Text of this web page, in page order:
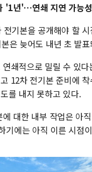
'1년'…연쇄 지연 가능
기본을 공개해야 할
은 늦어도 내년 초 발
쇄적으로 밀릴 수 있
12차 전기본 준비에
를 내지 못하고 있다.
대한 내부 작업은 아
기에는 아직 이른 시점